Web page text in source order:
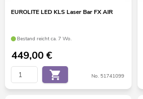
EUROLITE LED KLS Laser Bar FX AIR
Bestand reicht ca. 7 Wo.
449,00€
No. 51741099